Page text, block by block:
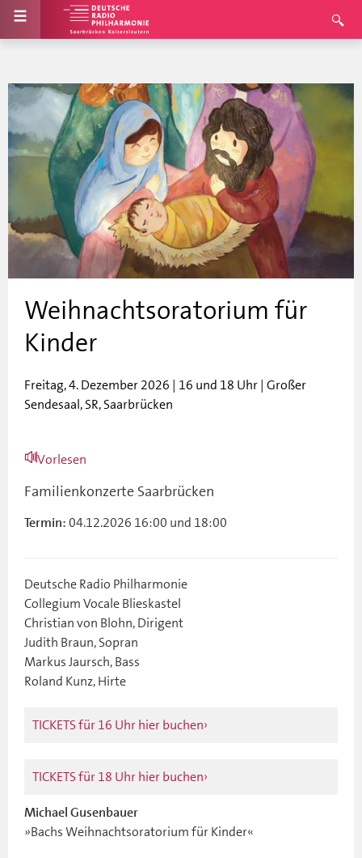
Weihnachtsoratorium für
Kinder
Freitag, 4. Dezember 2026 | 16 und 18 Uhr | Großer
Sendesaal, SR, Saarbrücken
Vorlesen
Familienkonzerte Saarbrücken
Termin: 04.12.2026 16:00 und 18:00
Deutsche Radio Philharmonie
Collegium Vocale Blieskastel
Christian von Blohn, Dirigent
Judith Braun, Sopran
Markus Jaursch, Bass
Roland Kunz, Hirte
TICKETS für 16 Uhr hier buchen
TICKETS für 18 Uhr hier buchen
Michael Gusenbauer
»Bachs Weihnachtsoratorium für Kinder«